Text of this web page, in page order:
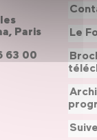
Paris
63 00
Le